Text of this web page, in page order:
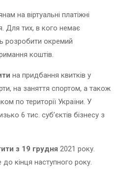
на віртуальні платіжні
Для тих, в кого немає
розробити окремий
коштів.
на придбання квитків у
на заняття спортом, а також
по території України. У
6 тис. суб’єктів бізнесу з
з 19 грудня 2021 року.
кінця наступного року.